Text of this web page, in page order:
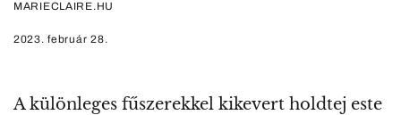
MARIECLAIRE.HU
2023. február 28.
A különleges fűszerekkel kikevert holdtej este